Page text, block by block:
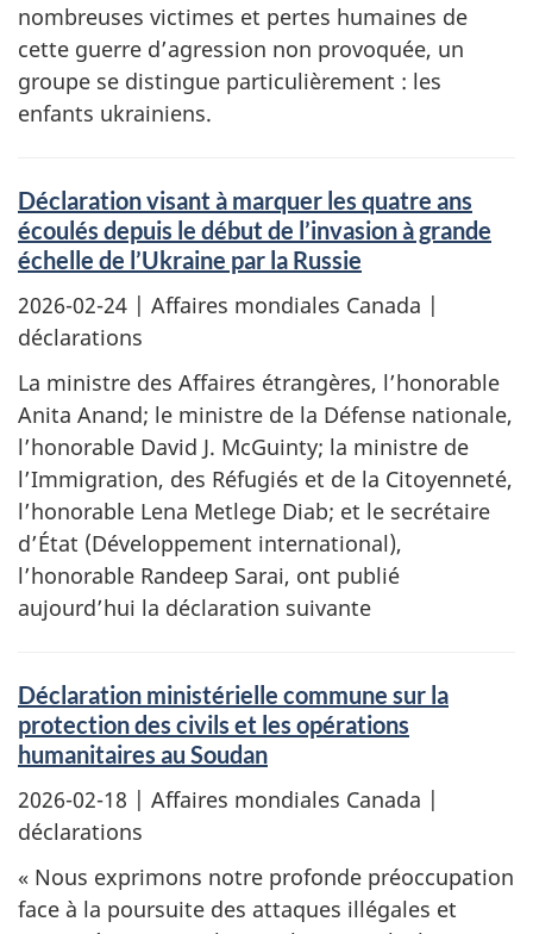
nombreuses victimes et pertes humaines de
cette guerre d’agression non provoquée, un
groupe se distingue particulièrement : les
enfants ukrainiens.
Déclaration visant à marquer les quatre ans
écoulés depuis le début de l’invasion à grande
échelle de l’Ukraine par la Russie
2026-02-24 | Affaires mondiales Canada |
déclarations
La ministre des Affaires étrangères, l’honorable
Anita Anand; le ministre de la Défense nationale,
l’honorable David J. McGuinty; la ministre de
l’Immigration, des Réfugiés et de la Citoyenneté,
l’honorable Lena Metlege Diab; et le secrétaire
d’État (Développement international),
l’honorable Randeep Sarai, ont publié
aujourd’hui la déclaration suivante
Déclaration ministérielle commune sur la
protection des civils et les opérations
humanitaires au Soudan
2026-02-18 | Affaires mondiales Canada |
déclarations
« Nous exprimons notre profonde préoccupation
face à la poursuite des attaques illégales et